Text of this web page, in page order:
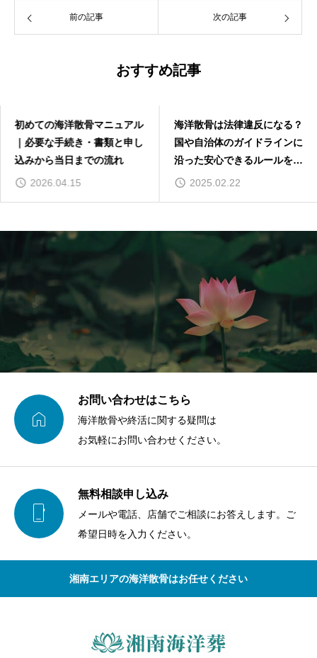
前の記事 次の記事
おすすめ記事
初めての海洋散骨マニュアル
｜必要な手続き・書類と申し
込みから当日までの流れ
2026.04.15
海洋散骨は法律違反になる？
国や自治体のガイドラインに
沿った安心できるルールを解
説
2025.02.22

お問い合わせはこちら
海洋散骨や終活に関する疑問は
お気軽にお問い合わせください。

無料相談申し込み
メールや電話、店舗でご相談にお答えします。ご
希望日時を入力ください。
湘南エリアの海洋散骨はお任せください